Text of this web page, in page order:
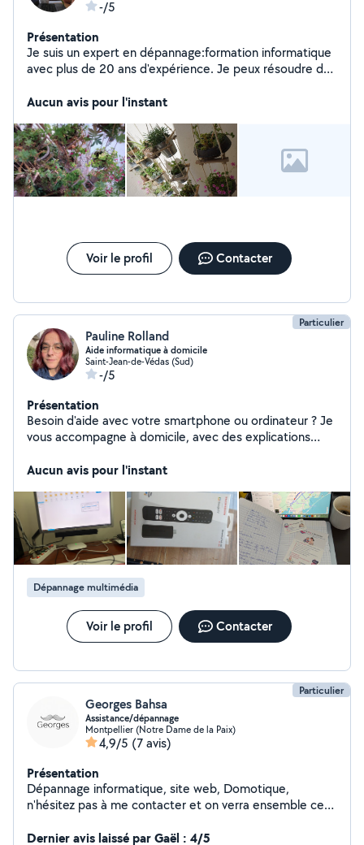
-/5
Présentation
Je suis un expert en dépannage:formation informatique
avec plus de 20 ans d'expérience. Je peux résoudre des
tablette, y compris les virus, les pannes matérielles et
rapides et fiables à Montpellier NORD. Je peux vous
aider à progresser dans le numérique, je suis spécialisé
grands débutants pour casser les freins d'apprentissage
ou juste dépanner sur un problème ponctuel Je suis
calme, patient et sympathique; j'adore rendre
Aucun avis pour l'instant
Voir le profil Contacter
Particulier
Pauline Rolland
Aide informatique à domicile
Saint-Jean-de-Védas (Sud)
-/5
Présentation
Besoin d'aide avec votre smartphone ou ordinateur ? Je
vous accompagne à domicile, avec des explications
prise en main. Avec mon statut « Service à la personne »
50% ! J'ai travaillé 8 ans chez Apple alors je suis très à
l'aise avec l'écosystème. Mais je peux tout à fait
travailler sur Windows et Android.
Aucun avis pour l'instant
Dépannage multimédia
Voir le profil Contacter
Particulier
Georges Bahsa
Assistance/dépannage
Montpellier (Notre Dame de la Paix)
4,9/5 (7 avis)
Présentation
Dépannage informatique, site web, Domotique,
n'hésitez pas à me contacter et on verra ensemble ce
Dernier avis laissé par Gaël : 4/5